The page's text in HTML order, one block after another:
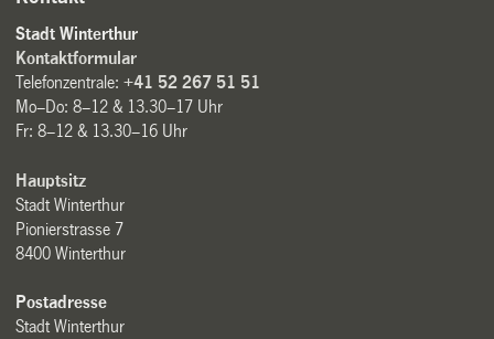
Stadt Winterthur
Kontaktformular
Telefonzentrale:+41 52 267 51 51
Mo–Do: 8–12 & 13.30–17 Uhr
Fr: 8–12 & 13.30–16 Uhr
Hauptsitz
Stadt Winterthur
Pionierstrasse 7
8400 Winterthur
Postadresse
Stadt Winterthur